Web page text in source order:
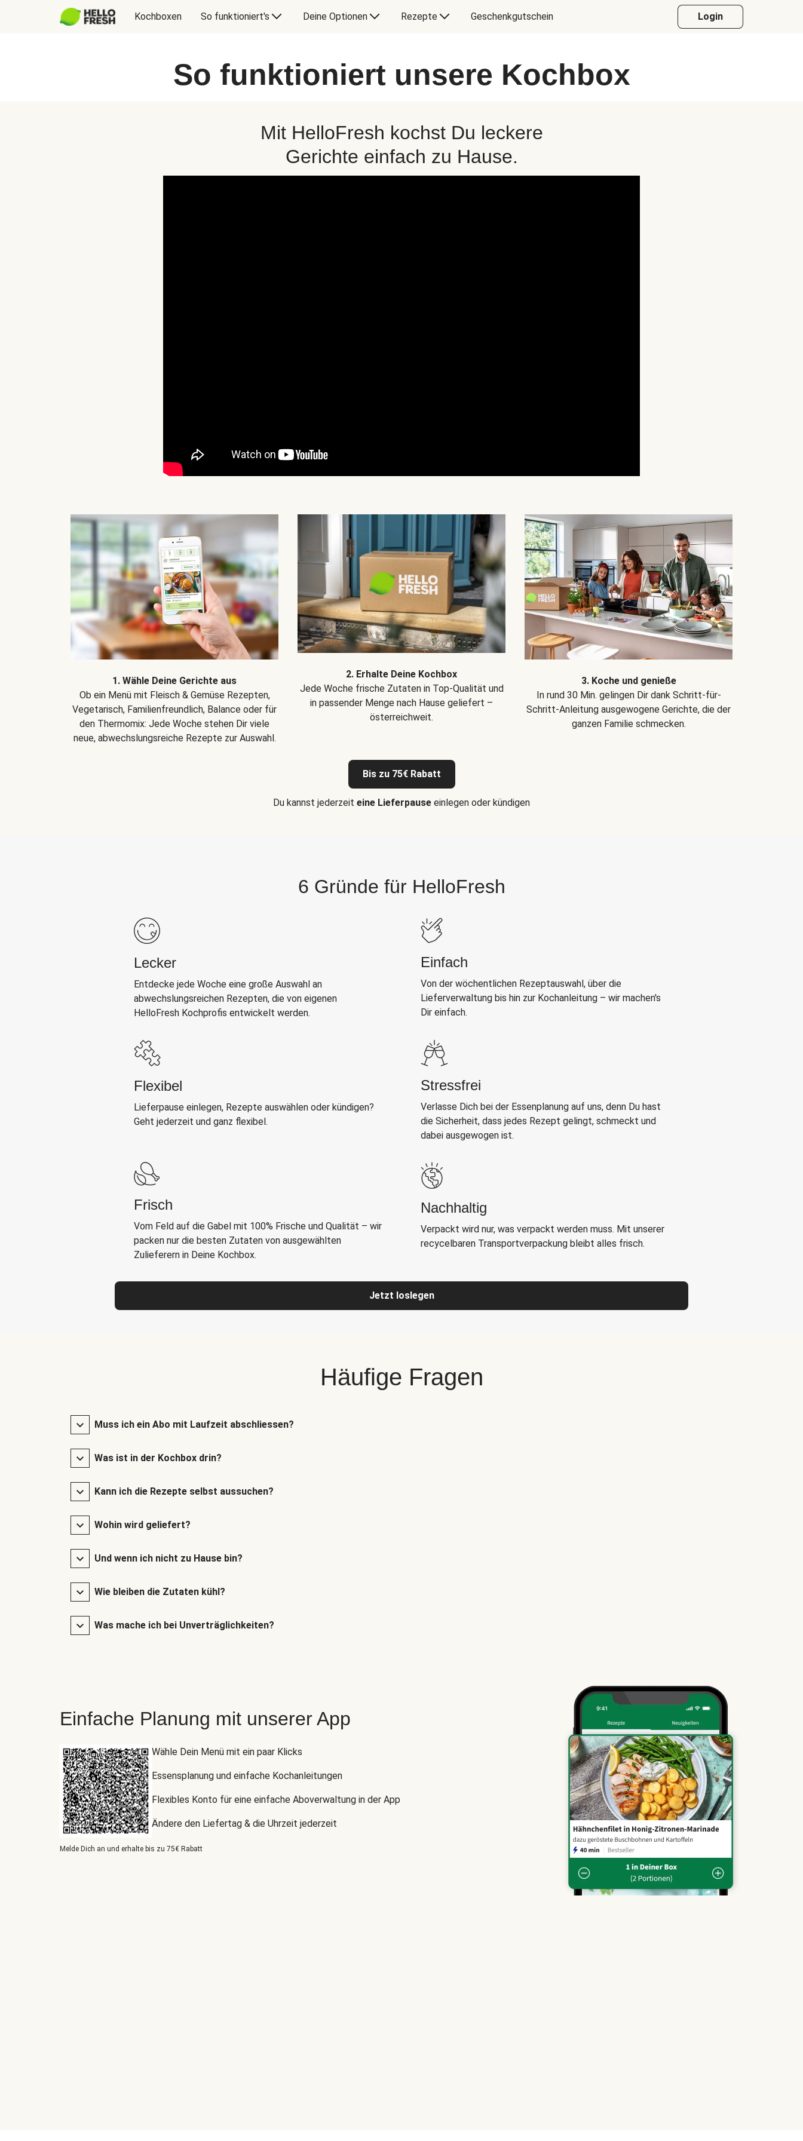
Kochboxen So funktioniert's Deine Optionen Rezepte Geschenkgutschein Login
So funktioniert unsere Kochbox
Mit HelloFresh kochst Du leckere
Gerichte einfach zu Hause.
1. Wähle Deine Gerichte aus
Ob ein Menü mit Fleisch & Gemüse Rezepten,
Vegetarisch, Familienfreundlich, Balance oder für
den Thermomix: Jede Woche stehen Dir viele
neue, abwechslungsreiche Rezepte zur Auswahl.
2. Erhalte Deine Kochbox
Jede Woche frische Zutaten in Top-Qualität und
in passender Menge nach Hause geliefert –
österreichweit.
3. Koche und genieße
In rund 30 Min. gelingen Dir dank Schritt-für-
Schritt-Anleitung ausgewogene Gerichte, die der
ganzen Familie schmecken.
Bis zu 75€ Rabatt
Du kannst jederzeit eine Lieferpause einlegen oder kündigen
6 Gründe für HelloFresh
Lecker
Entdecke jede Woche eine große Auswahl an
abwechslungsreichen Rezepten, die von eigenen
HelloFresh Kochprofis entwickelt werden.
Einfach
Von der wöchentlichen Rezeptauswahl, über die
Lieferverwaltung bis hin zur Kochanleitung – wir machen's
Dir einfach.
Flexibel
Lieferpause einlegen, Rezepte auswählen oder kündigen?
Geht jederzeit und ganz flexibel.
Stressfrei
Verlasse Dich bei der Essenplanung auf uns, denn Du hast
die Sicherheit, dass jedes Rezept gelingt, schmeckt und
dabei ausgewogen ist.
Frisch
Vom Feld auf die Gabel mit 100% Frische und Qualität – wir
packen nur die besten Zutaten von ausgewählten
Zulieferern in Deine Kochbox.
Nachhaltig
Verpackt wird nur, was verpackt werden muss. Mit unserer
recycelbaren Transportverpackung bleibt alles frisch.
Jetzt loslegen
Häufige Fragen
Muss ich ein Abo mit Laufzeit abschliessen?
Was ist in der Kochbox drin?
Kann ich die Rezepte selbst aussuchen?
Wohin wird geliefert?
Und wenn ich nicht zu Hause bin?
Wie bleiben die Zutaten kühl?
Was mache ich bei Unverträglichkeiten?
Einfache Planung mit unserer App
Wähle Dein Menü mit ein paar Klicks
Essensplanung und einfache Kochanleitungen
Flexibles Konto für eine einfache Aboverwaltung in der App
Ändere den Liefertag & die Uhrzeit jederzeit
Melde Dich an und erhalte bis zu 75€ Rabatt